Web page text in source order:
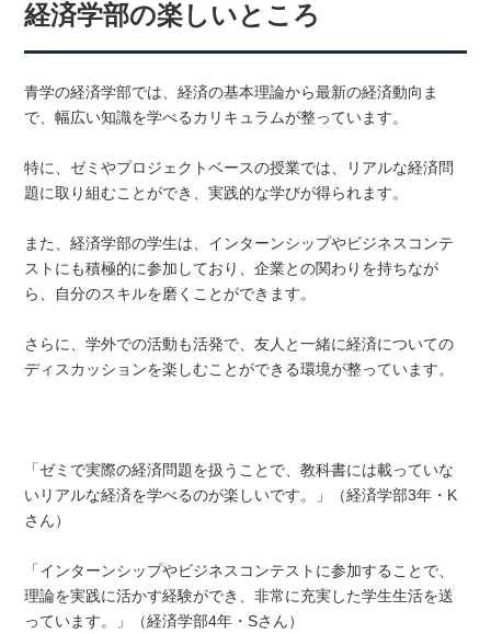
経済学部の楽しいところ
青学の経済学部では、経済の基本理論から最新の経済動向ま
で、幅広い知識を学べるカリキュラムが整っています。
特に、ゼミやプロジェクトベースの授業では、リアルな経済問
題に取り組むことができ、実践的な学びが得られます。
また、経済学部の学生は、インターンシップやビジネスコンテ
ストにも積極的に参加しており、企業との関わりを持ちなが
ら、自分のスキルを磨くことができます。
さらに、学外での活動も活発で、友人と一緒に経済についての
ディスカッションを楽しむことができる環境が整っています。
「ゼミで実際の経済問題を扱うことで、教科書には載っていな
いリアルな経済を学べるのが楽しいです。」（経済学部3年・K
さん）
「インターンシップやビジネスコンテストに参加することで、
理論を実践に活かす経験ができ、非常に充実した学生生活を送
っています。」（経済学部4年・Sさん）